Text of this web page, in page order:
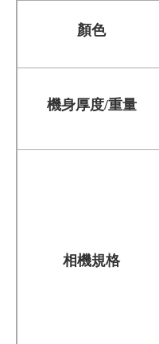
顏色
機身厚度/重量
相機規格